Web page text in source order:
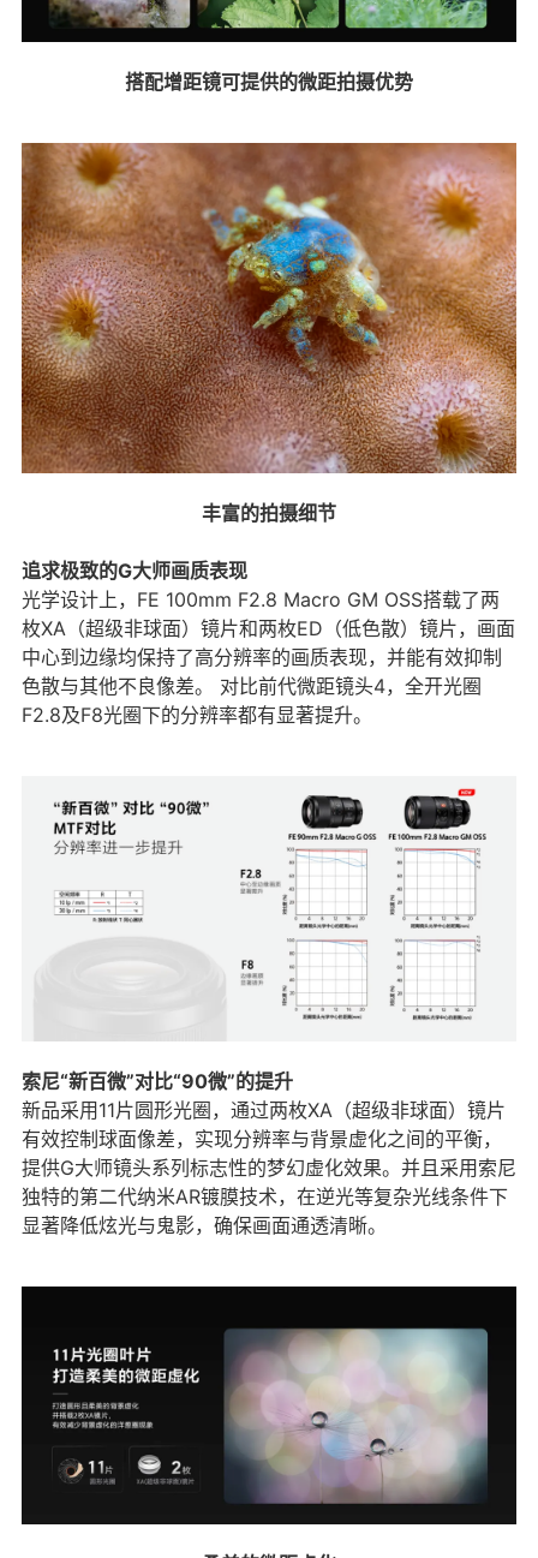
搭配增距镜可提供的微距拍摄优势
丰富的拍摄细节
追求极致的G大师画质表现
光学设计上，FE 100mm F2.8 Macro GM OSS搭载了两
枚XA（超级非球面）镜片和两枚ED（低色散）镜片，画面
中心到边缘均保持了高分辨率的画质表现，并能有效抑制
色散与其他不良像差。 对比前代微距镜头4，全开光圈
F2.8及F8光圈下的分辨率都有显著提升。
索尼“新百微”对比“90微”的提升
新品采用11片圆形光圈，通过两枚XA（超级非球面）镜片
有效控制球面像差，实现分辨率与背景虚化之间的平衡，
提供G大师镜头系列标志性的梦幻虚化效果。并且采用索尼
独特的第二代纳米AR镀膜技术，在逆光等复杂光线条件下
显著降低炫光与鬼影，确保画面通透清晰。